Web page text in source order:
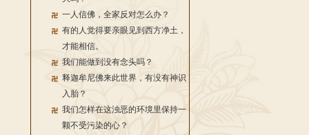
一人信佛，全家反对怎么办？
有的人觉得要亲眼见到西方净土，
才能相信。
我们能做到没有念头吗？
释迦牟尼佛来此世界，有没有神识
入胎？
我们怎样在这浊恶的环境里保持一
颗不受污染的心？